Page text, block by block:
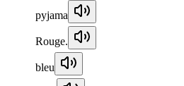
pyjama
Rouge.
bleu